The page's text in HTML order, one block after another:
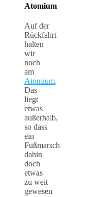
Atomium
Auf der
Rückfahrt
halten
wir
noch
am
Atomium.
Das
liegt
etwas
außerhalb,
so dass
ein
Fußmarsch
dahin
doch
etwas
zu weit
gewesen